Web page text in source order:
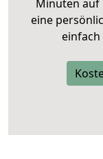
Minuten auf
eine
einfach